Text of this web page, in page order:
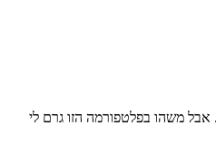
משהו בפלטפורמה הזו גרם לי